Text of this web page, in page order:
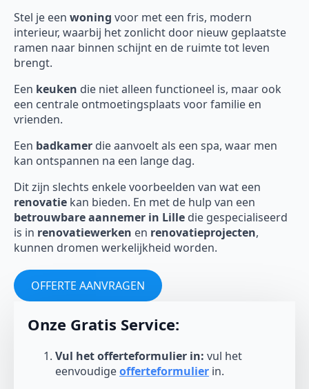
Stel je een woning voor met een fris, modern
interieur, waarbij het zonlicht door nieuw geplaatste
ramen naar binnen schijnt en de ruimte tot leven
brengt.
Een keuken die niet alleen functioneel is, maar ook
een centrale ontmoetingsplaats voor familie en
vrienden.
Een badkamer die aanvoelt als een spa, waar men
kan ontspannen na een lange dag.
Dit zijn slechts enkele voorbeelden van wat een
renovatie kan bieden. En met de hulp van een
betrouwbare aannemer in Lille die gespecialiseerd
is in renovatiewerken en renovatieprojecten,
kunnen dromen werkelijkheid worden.
OFFERTE AANVRAGEN
Onze Gratis Service:
Vul het offerteformulier in: vul het
eenvoudigeofferteformulier in.